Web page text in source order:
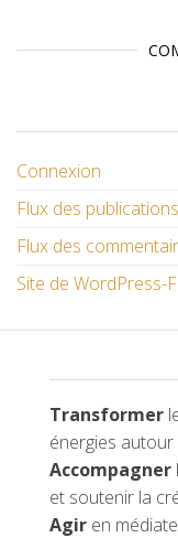
Connexion
Flux des publications
Flux des
Site de WordPress-
Transformer
énergies autour
Accompagner
et soutenir la
Agir en